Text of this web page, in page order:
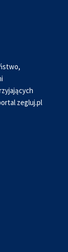
zegluj.pl